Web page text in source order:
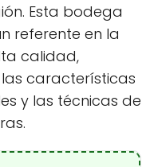
Esta bodega
referente en la
calidad,
características
y las técnicas de